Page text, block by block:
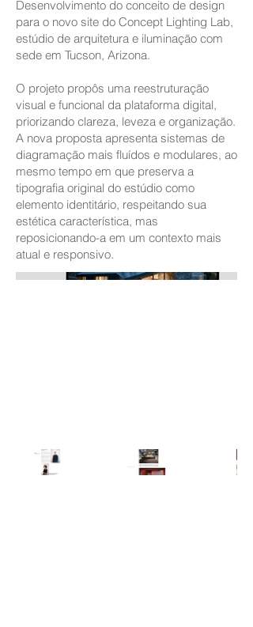
Desenvolvimento do conceito de design
para o novo site do Concept Lighting Lab,
estúdio de arquitetura e iluminação com
sede em Tucson, Arizona.
O projeto propôs uma reestruturação
visual e funcional da plataforma digital,
priorizando clareza, leveza e organização.
A nova proposta apresenta sistemas de
diagramação mais fluídos e modulares, ao
mesmo tempo em que preserva a
tipografia original do estúdio como
elemento identitário, respeitando sua
estética característica, mas
reposicionando-a em um contexto mais
atual e responsivo.